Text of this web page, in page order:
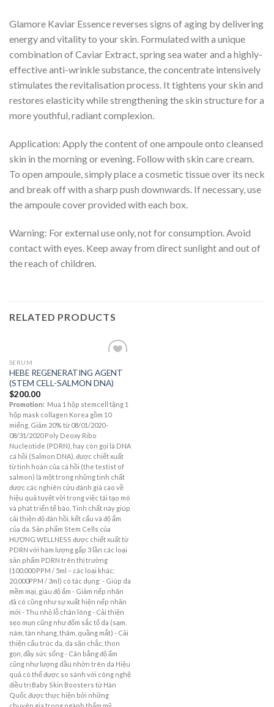
Glamore Kaviar Essence reverses signs of aging by delivering
energy and vitality to your skin. Formulated with a unique
combination of Caviar Extract, spring sea water and a highly-
effective anti-wrinkle substance, the concentrate intensively
stimulates the revitalisation process. It tightens your skin and
restores elasticity while strengthening the skin structure for a
more youthful, radiant complexion.
Application: Apply the content of one ampoule onto cleansed
skin in the morning or evening. Follow with skin care cream.
To open ampoule, simply place a cosmetic tissue over its neck
and break off with a sharp push downwards. If necessary, use
the ampoule cover provided with each box.
Warning: For external use only, not for consumption. Avoid
contact with eyes. Keep away from direct sunlight and out of
the reach of children.
RELATED PRODUCTS
Wishlist
SERUM
HEBE REGENERATING AGENT
(STEM CELL-SALMON DNA)
$200.00
Promotion: Mua 1 hộp stemcell tặng 1
hộp mask collagen Korea gồm 10
miếng. Giảm 20% từ 08/01/2020 -
08/31/2020 Poly Deoxy Ribo
Nucleotide (PDRN), hay còn gọi là DNA
cá hồi (Salmon DNA), được chiết xuất
từ tinh hoàn của cá hồi (the testist of
salmon) là một trong những tinh chất
được các nghiên cứu đánh giá cao về
hiệu quả tuyệt vời trong việc tái tạo mô
và phát triển tế bào. Tinh chất này giúp
cải thiện độ đàn hồi, kết cấu và độ ẩm
của da. Sản phẩm Stem Cells của
HƯƠNG WELLNESS được chiết xuất từ
PDRN với hàm lượng gấp 3 lần các loại
sản phẩm PDRN trên thị trường
(100,000 PPM / 5ml – các loại khác:
20,000PPM / 3ml) có tác dụng: - Giúp da
mềm mại, giàu độ ẩm - Giảm nếp nhăn
đã có cũng như sự xuất hiện nếp nhăn
mới - Thu nhỏ lỗ chân lông - Cải thiện
sẹo mụn cũng như đốm sắc tố da (sạm,
nám, tàn nhang, thâm, quầng mắt) - Cải
thiện cấu trúc da, da săn chắc, thon
gọn, đầy sức sống - Cân bằng độ ẩm
cũng như lượng dầu nhờn trên da Hiệu
quả có thể được so sánh với công nghệ
điều trị Baby Skin Boosters từ Hàn
Quốc được thực hiện bởi những